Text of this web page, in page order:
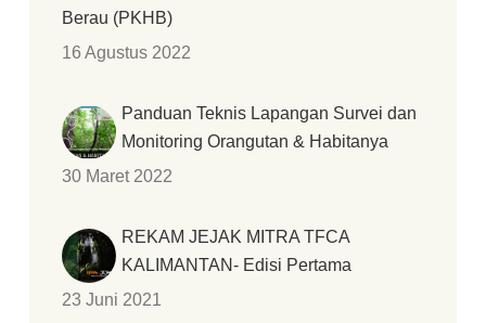
Berau (PKHB)
16 Agustus 2022
Panduan Teknis Lapangan Survei dan
Monitoring Orangutan & Habitanya
30 Maret 2022
REKAM JEJAK MITRA TFCA
KALIMANTAN- Edisi Pertama
23 Juni 2021